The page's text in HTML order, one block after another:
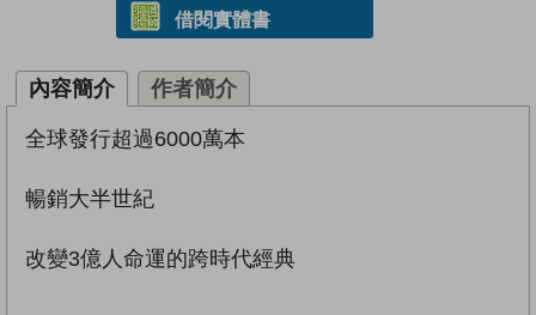
借閱實體書
內容簡介 作者簡介
全球發行超過6000萬本
暢銷大半世紀
改變3億人命運的跨時代經典